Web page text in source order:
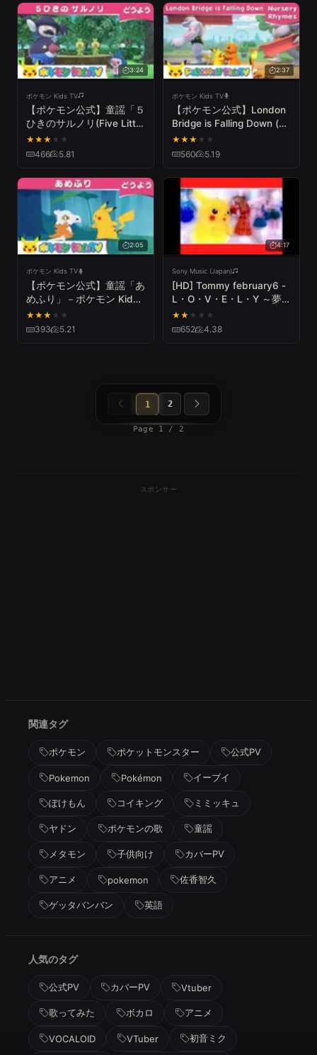
3:24
ポケモン Kids TV
【ポケモン公式】童謡「５
ひきのサルノリ(Five Little
Monkeys)」－ポケモン
Kids TV【こどものうた】
★★★ ★ ★
466 5.81
2:37
ポケモン Kids TV
【ポケモン公式】London
Bridge is Falling Down (ロ
ンドン橋)－ポケモン Kids
TV【英語のうた】
★★★ ★ ★
560 5.19
2:05
ポケモン Kids TV
【ポケモン公式】童謡「あ
めふり」－ポケモン Kids
TV【こどものうた】
★★★ ★ ★
393 5.21
4:17
Sony Music (Japan)
[HD] Tommy february6 -
L・O・V・E・L・Y ～夢
見るLOVELY BOY～
★★ ★ ★ ★
652 4.38
1 2
Page 1 / 2
スポンサー
関連タグ
ポケモン ポケットモンスター 公式PV
Pokemon Pokémon イーブイ
ぽけもん コイキング ミミッキュ
ヤドン ポケモンの歌 童謡
メタモン 子供向け カバーPV
アニメ pokemon 佐香智久
ゲッタバンバン 英語
人気のタグ
公式PV カバーPV Vtuber
歌ってみた ボカロ アニメ
VOCALOID VTuber 初音ミク